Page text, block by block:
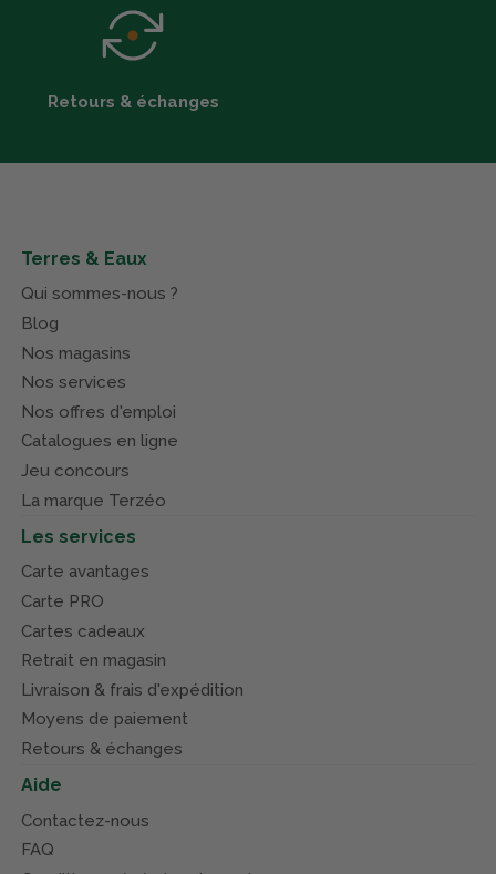
Retours & échanges
Terres & Eaux
Qui sommes-nous ?
Blog
Nos magasins
Nos services
Nos offres d'emploi
Catalogues en ligne
Jeu concours
La marque Terzéo
Les services
Carte avantages
Carte PRO
Cartes cadeaux
Retrait en magasin
Livraison & frais d'expédition
Moyens de paiement
Retours & échanges
Aide
Contactez-nous
FAQ